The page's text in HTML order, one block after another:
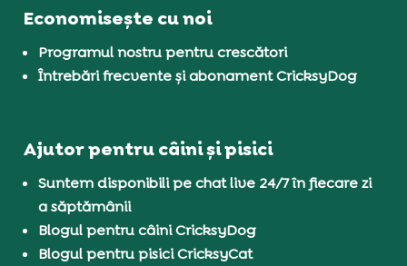
Economisește cu noi
Programul nostru pentru crescători
Întrebări frecvente și abonament CricksyDog
Ajutor pentru câini și pisici
Suntem disponibili pe chat live 24/7 în fiecare zi
a săptămânii
Blogul pentru câini CricksyDog
Blogul pentru pisici CricksyCat